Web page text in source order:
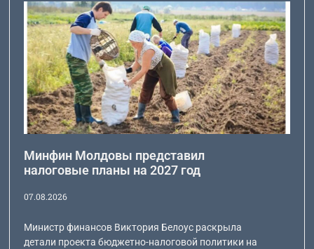
Минфин Молдовы представил
налоговые планы на 2027 год
07.08.2026
Министр финансов Виктория Белоус раскрыла
детали проекта бюджетно-налоговой политики на